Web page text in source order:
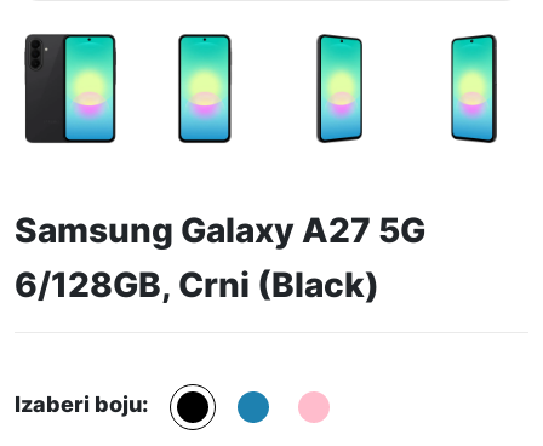
Samsung Galaxy A27 5G
6/128GB, Crni (Black)
Izaberi boju: